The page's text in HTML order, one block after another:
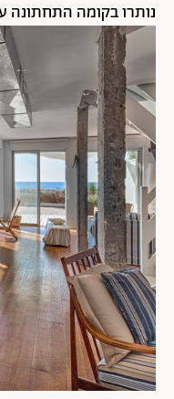
נותרו בקומה התחתונה